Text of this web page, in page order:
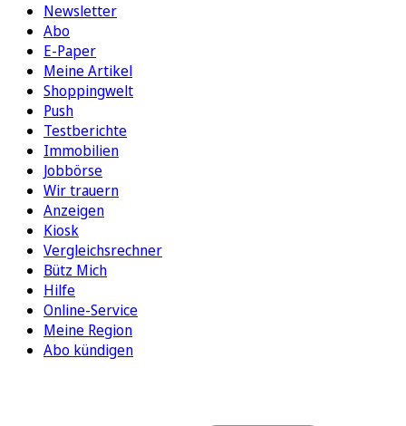
Newsletter
Abo
E-Paper
Meine Artikel
Shoppingwelt
Push
Testberichte
Immobilien
Jobbörse
Wir trauern
Anzeigen
Kiosk
Vergleichsrechner
Bütz Mich
Hilfe
Online-Service
Meine Region
Abo kündigen